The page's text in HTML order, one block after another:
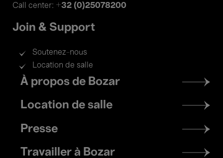
Call center: +32 (0)25078200
Join & Support
Soutenez-nous
Location de salle
Footer
menu
À propos de Bozar
Location de salle
Presse
Travailler à Bozar